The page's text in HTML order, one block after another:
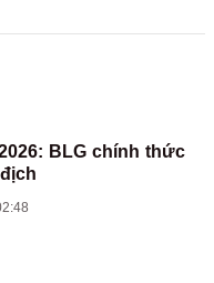
BLG chính thức